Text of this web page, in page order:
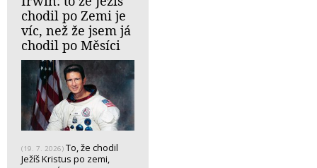
chodil po Zemi je
víc, než že jsem já
chodil po Měsíci
(19. 7. 2026) To, že chodil
Ježíš Kristus po zemi,